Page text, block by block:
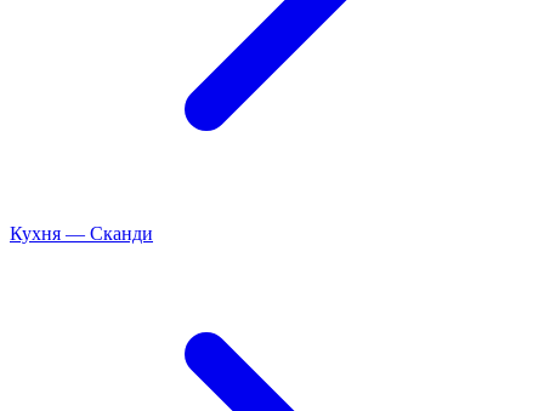
Кухня — Сканди